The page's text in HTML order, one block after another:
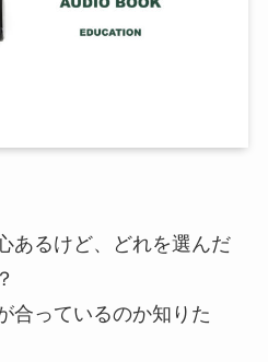
あるけど、どれを選んだ
合っているのか知りた